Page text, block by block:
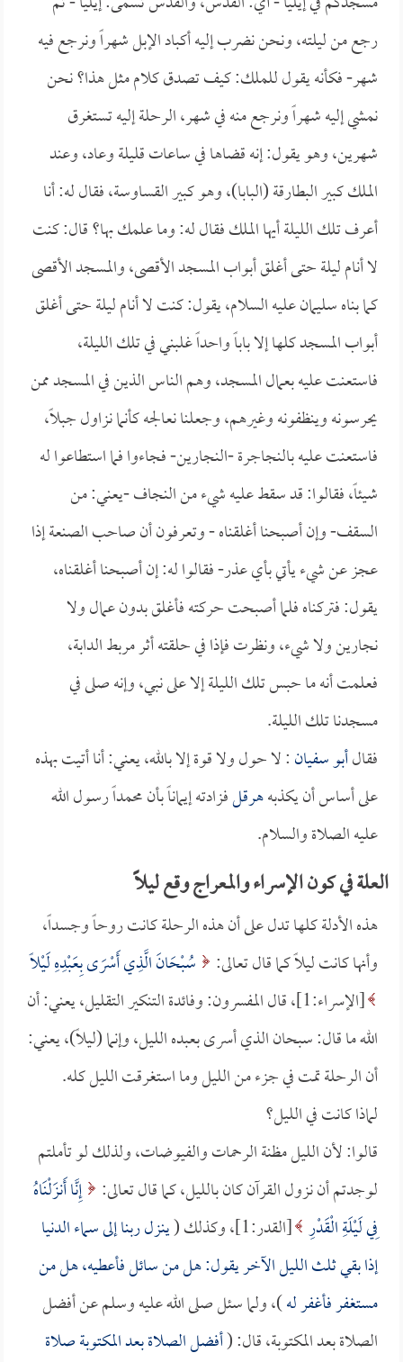
رجع من ليلته، ونحن نضرب إليه أكباد الإبل شهراً ونرجع فيه
شهر- فكأنه يقول للملك: كيف تصدق كلام مثل هذا؟ نحن
نمشي إليه شهراً ونرجع منه في شهر، الرحلة إليه تستغرق
شهرين، وهو يقول: إنه قضاها في ساعات قليلة وعاد، وعند
الملك كبير البطارقة (البابا)، وهو كبير القساوسة، فقال له: أنا
أعرف تلك الليلة أيها الملك فقال له: وما علمك بها؟ قال: كنت
لا أنام ليلة حتى أغلق أبواب المسجد الأقصى، والمسجد الأقصى
كما بناه سليمان عليه السلام، يقول: كنت لا أنام ليلة حتى أغلق
أبواب المسجد كلها إلا باباً واحداً غلبني في تلك الليلة،
فاستعنت عليه بعمال المسجد، وهم الناس الذين في المسجد ممن
يحرسونه وينظفونه وغيرهم، وجعلنا نعالجه كأنما نزاول جبلاً،
فاستعنت عليه بالنجاجرة -النجارين- فجاءوا فما استطاعوا له
شيئاً، فقالوا: قد سقط عليه شيء من النجاف -يعني: من
السقف- وإن أصبحنا أغلقناه - وتعرفون أن صاحب الصنعة إذا
عجز عن شيء يأتي بأي عذر- فقالوا له: إن أصبحنا أغلقناه،
يقول: فتركناه فلما أصبحت حركته فأغلق بدون عمال ولا
نجارين ولا شيء، ونظرت فإذا في حلقته أثر مربط الدابة،
فعلمت أنه ما حبس تلك الليلة إلا على نبي، وإنه صلى في
مسجدنا تلك الليلة.
فقالأبو سفيان: لا حول ولا قوة إلا بالله، يعني: أنا أتيت بهذه
على أساس أن يكذبههرقلفزادته إيماناً بأن محمداً رسول الله
عليه الصلاة والسلام.
العلة في كون الإسراء والمعراج وقع ليلاً
هذه الأدلة كلها تدل على أن هذه الرحلة كانت روحاً وجسداً،
وأنها كانت ليلاً كما قال تعالى:
سُبْحَانَ الَّذِي أَسْرَى بِعَبْدِهِ لَيْلاً
[الإسراء:1]، قال المفسرون: وفائدة التنكير التقليل، يعني: أن
الله ما قال: سبحان الذي أسرى بعبده الليل، وإنما (ليلاً)، يعني:
أن الرحلة تمت في جزء من الليل وما استغرقت الليل كله.
لماذا كانت في الليل؟
قالوا: لأن الليل مظنة الرحمات والفيوضات، ولذلك لو تأملتم
لوجدتم أن نزول القرآن كان بالليل، كما قال تعالى: إِنَّا أَنزَلْنَاهُ
فِي لَيْلَةِ الْقَدْرِ [القدر:1]، وكذلك (
ينزل ربنا إلى سماء الدنيا
إذا بقي ثلث الليل الآخر يقول: هل من سائل فأعطيه، هل من
مستغفر فأغفر له)، ولما سئل صلى الله عليه وسلم عن أفضل
الصلاة بعد المكتوبة، قال: (أفضل الصلاة بعد المكتوبة صلاة